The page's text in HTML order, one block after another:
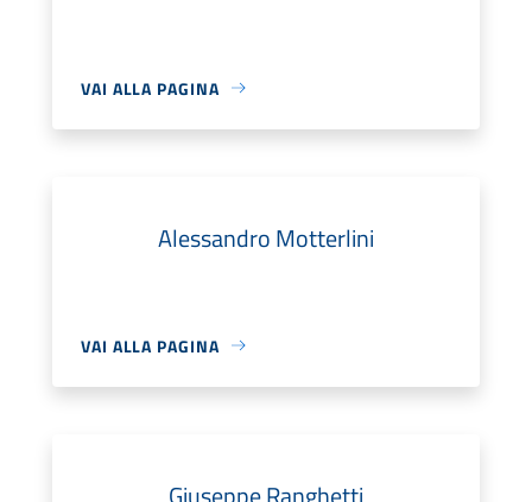
VAI ALLA PAGINA
Alessandro Motterlini
VAI ALLA PAGINA